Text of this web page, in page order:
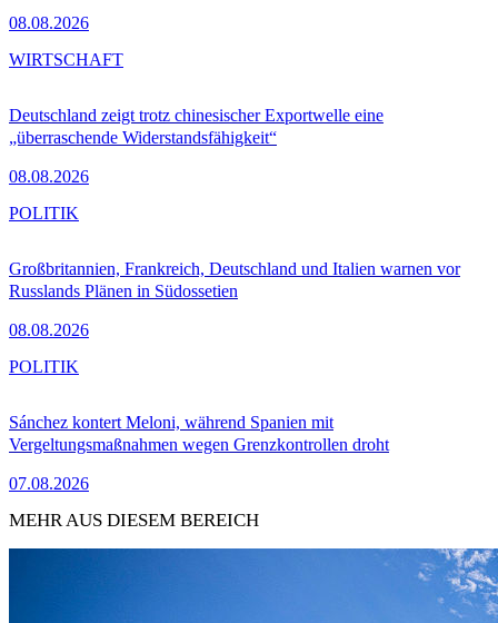
08.08.2026
Deutschland zeigt trotz chinesischer Exportwelle eine
„überraschende Widerstandsfähigkeit“
08.08.2026
WIRTSCHAFT
Großbritannien, Frankreich, Deutschland und Italien warnen vor
Russlands Plänen in Südossetien
08.08.2026
POLITIK
Sánchez kontert Meloni, während Spanien mit
Vergeltungsmaßnahmen wegen Grenzkontrollen droht
07.08.2026
POLITIK
MEHR AUS DIESEM BEREICH